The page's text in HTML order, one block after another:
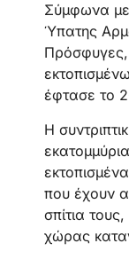
Σύμφωνα με
Ύπατης
Πρόσφυγες,
έφτασε το
Η
που έχουν
σπίτια
χώρας